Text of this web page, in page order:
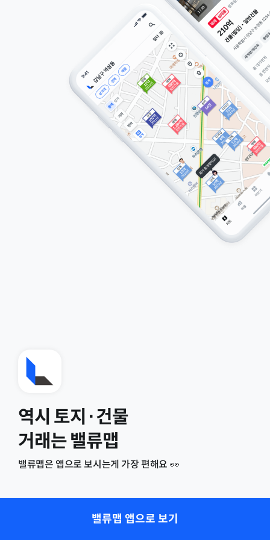
역시 토지·건물
거래는 밸류맵
밸류맵은 앱으로 보시는게 가장 편해요 👀
밸류맵 앱으로 보기